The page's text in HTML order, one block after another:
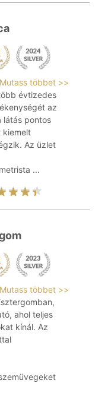
Mutass többet >>
évtizedes
az
látás pontos
kiemelt
Az üzlet
...
Mutass többet >>
ahol teljes
kínál. Az